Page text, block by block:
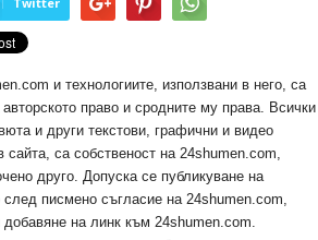
и технологиите, използвани в него, са
право и сродните му права. Всички
и други текстови, графични и видео
сайта, са собственост на 24shumen.com,
друго. Допуска се публикуване на
писмено съгласие на 24shumen.com,
добавяне на линк към 24shumen.com.